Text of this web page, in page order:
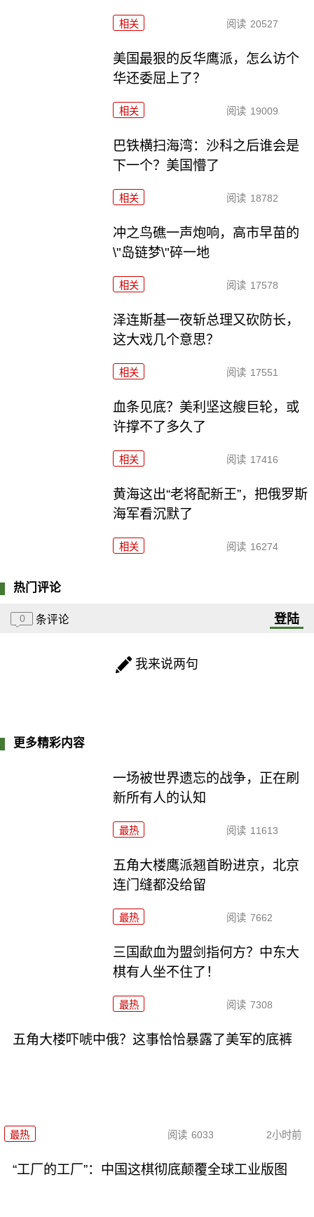
相关 阅读 20527
美国最狠的反华鹰派，怎么访个
华还委屈上了？
相关 阅读 19009
巴铁横扫海湾：沙科之后谁会是
下一个？美国懵了
相关 阅读 18782
冲之鸟礁一声炮响，高市早苗的
\"岛链梦\"碎一地
相关 阅读 17578
泽连斯基一夜斩总理又砍防长，
这大戏几个意思？
相关 阅读 17551
血条见底？美利坚这艘巨轮，或
许撑不了多久了
相关 阅读 17416
黄海这出“老将配新王”，把俄罗斯
海军看沉默了
相关 阅读 16274
热门评论
0 条评论 登陆
我来说两句
更多精彩内容
一场被世界遗忘的战争，正在刷
新所有人的认知
最热 阅读 11613
五角大楼鹰派翘首盼进京，北京
连门缝都没给留
最热 阅读 7662
三国歃血为盟剑指何方？中东大
棋有人坐不住了！
最热 阅读 7308
五角大楼吓唬中俄？这事恰恰暴露了美军的底裤
最热 阅读 6033 2小时前
“工厂的工厂”：中国这棋彻底颠覆全球工业版图